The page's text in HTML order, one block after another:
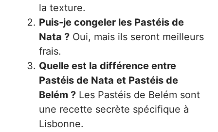
la texture.
Puis-je congeler les Pastéis de
Nata ? Oui, mais ils seront meilleurs
frais.
Quelle est la différence entre
Pastéis de Nata et Pastéis de
Belém ? Les Pastéis de Belém sont
une recette secrète spécifique à
Lisbonne.